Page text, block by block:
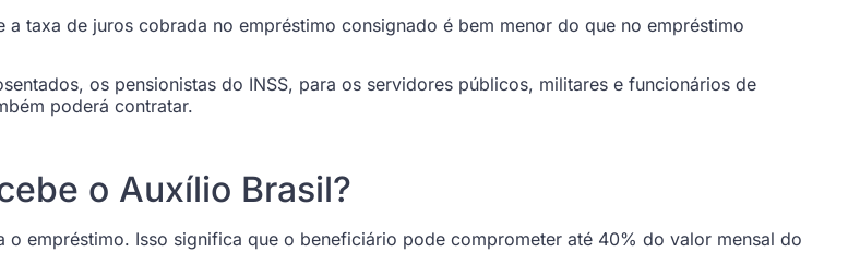
taxa de juros cobrada no empréstimo consignado é bem menor do que no empréstimo
os pensionistas do INSS, para os servidores públicos, militares e funcionários de
poderá contratar.
o Auxílio Brasil?
empréstimo. Isso significa que o beneficiário pode comprometer até 40% do valor mensal do